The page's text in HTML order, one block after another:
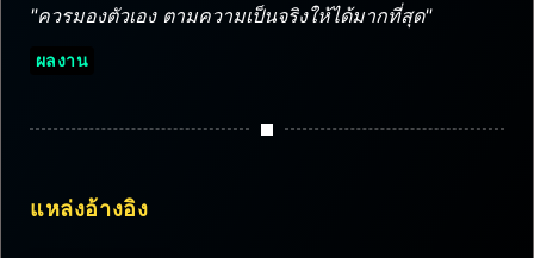
"ควรมองตัวเอง ตามความเป็นจริงให้ได้มากที่สุด"
ผลงาน
แหล่งอ้างอิง